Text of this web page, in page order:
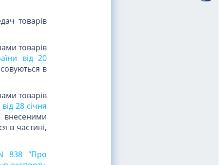
товарів
товарів
від 20
в
товарів
28 січня
внесеними
в частині,
838 "Про